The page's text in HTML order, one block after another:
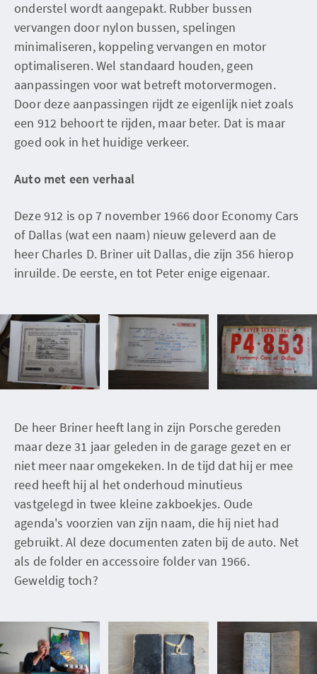
onderstel wordt aangepakt. Rubber bussen
vervangen door nylon bussen, spelingen
minimaliseren, koppeling vervangen en motor
optimaliseren. Wel standaard houden, geen
aanpassingen voor wat betreft motorvermogen.
Door deze aanpassingen rijdt ze eigenlijk niet zoals
een 912 behoort te rijden, maar beter. Dat is maar
goed ook in het huidige verkeer.
Auto met een verhaal
Deze 912 is op 7 november 1966 door Economy Cars
of Dallas (wat een naam) nieuw geleverd aan de
heer Charles D. Briner uit Dallas, die zijn 356 hierop
inruilde. De eerste, en tot Peter enige eigenaar.
De heer Briner heeft lang in zijn Porsche gereden
maar deze 31 jaar geleden in de garage gezet en er
niet meer naar omgekeken. In de tijd dat hij er mee
reed heeft hij al het onderhoud minutieus
vastgelegd in twee kleine zakboekjes. Oude
agenda's voorzien van zijn naam, die hij niet had
gebruikt. Al deze documenten zaten bij de auto. Net
als de folder en accessoire folder van 1966.
Geweldig toch?